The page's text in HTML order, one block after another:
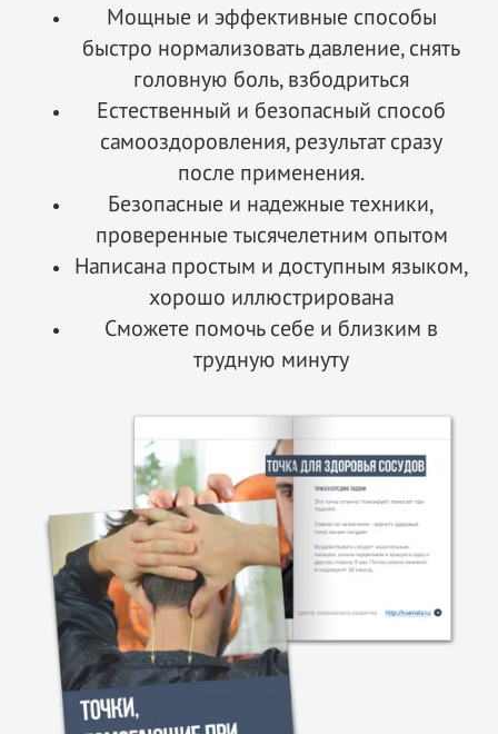
Мощные и эффективные способы
быстро нормализовать давление, снять
головную боль, взбодриться
Естественный и безопасный способ
самооздоровления, результат сразу
после применения.
Безопасные и надежные техники,
проверенные тысячелетним опытом
Написана простым и доступным языком,
хорошо иллюстрирована
Сможете помочь себе и близким в
трудную минуту